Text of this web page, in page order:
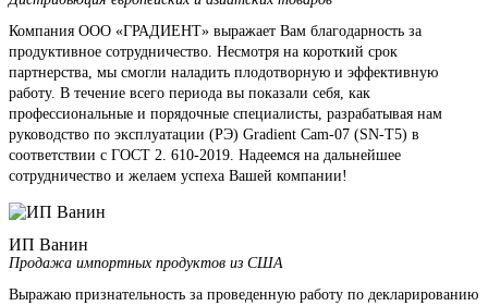
Компания ООО «ГРАДИЕНТ» выражает Вам благодарность за
продуктивное сотрудничество. Несмотря на короткий срок
партнерства, мы смогли наладить плодотворную и эффективную
работу. В течение всего периода вы показали себя, как
профессиональные и порядочные специалисты, разрабатывая нам
руководство по эксплуатации (РЭ) Gradient Cam-07 (SN-T5) в
соответствии с ГОСТ 2. 610-2019. Надеемся на дальнейшее
сотрудничество и желаем успеха Вашей компании!
ИП Ванин
Продажа импортных продуктов из США
Выражаю признательность за проведенную работу по декларированию